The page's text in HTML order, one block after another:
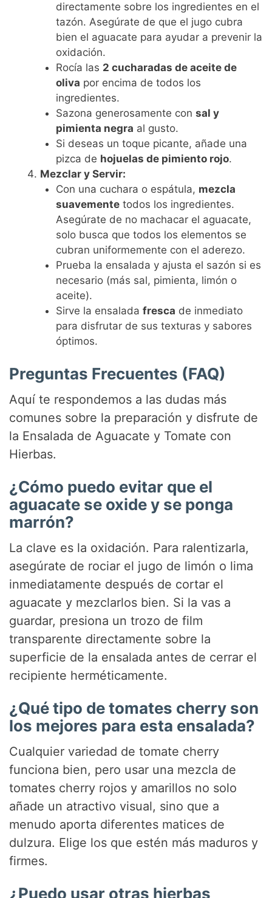
directamente sobre los ingredientes en el
tazón. Asegúrate de que el jugo cubra
bien el aguacate para ayudar a prevenir la
oxidación.
Rocía las 2 cucharadas de aceite de
oliva por encima de todos los
ingredientes.
Sazona generosamente con sal y
pimienta negra al gusto.
Si deseas un toque picante, añade una
pizca de hojuelas de pimiento rojo.
Mezclar y Servir:
Con una cuchara o espátula, mezcla
suavementetodos los ingredientes.
Asegúrate de no machacar el aguacate,
solo busca que todos los elementos se
cubran uniformemente con el aderezo.
Prueba la ensalada y ajusta el sazón si es
necesario (más sal, pimienta, limón o
aceite).
Sirve la ensalada fresca de inmediato
para disfrutar de sus texturas y sabores
óptimos.
Preguntas Frecuentes (FAQ)
Aquí te respondemos a las dudas más
comunes sobre la preparación y disfrute de
la Ensalada de Aguacate y Tomate con
Hierbas.
¿Cómo puedo evitar que el
aguacate se oxide y se ponga
marrón?
La clave es la oxidación. Para ralentizarla,
asegúrate de rociar el jugo de limón o lima
inmediatamente después de cortar el
aguacate y mezclarlos bien. Si la vas a
guardar, presiona un trozo de film
transparente directamente sobre la
superficie de la ensalada antes de cerrar el
recipiente herméticamente.
¿Qué tipo de tomates cherry son
los mejores para esta ensalada?
Cualquier variedad de tomate cherry
funciona bien, pero usar una mezcla de
tomates cherry rojos y amarillos no solo
añade un atractivo visual, sino que a
menudo aporta diferentes matices de
dulzura. Elige los que estén más maduros y
firmes.
¿Puedo usar otras hierbas